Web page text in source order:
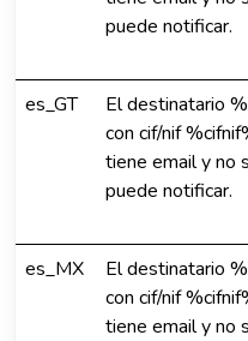
puede notificar.
es_GT
El destinatario
con cif/nif
tiene email y no
puede notificar.
es_MX
El destinatario
con cif/nif
tiene email y no